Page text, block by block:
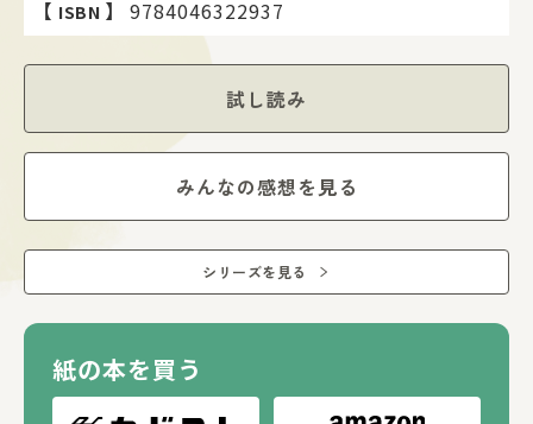
【 ISBN 】 9784046322937
試し読み
みんなの感想を見る
シリーズを見る
紙の本を買う